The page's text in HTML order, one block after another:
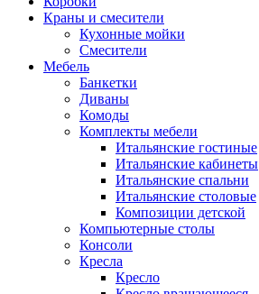
Краны и смесители
Кухонные мойки
Смесители
Мебель
Банкетки
Диваны
Комоды
Комплекты мебели
Итальянские гостиные
Итальянские кабинеты
Итальянские спальни
Итальянские столовые
Композиции детской
Компьютерные столы
Консоли
Кресла
Кресло